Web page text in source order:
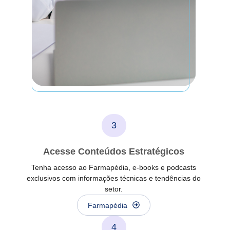
d
e
3
Acesse Conteúdos Estratégicos
Tenha acesso ao Farmapédia, e-books e podcasts
exclusivos com informações técnicas e tendências do
setor.
Farmapédia
4